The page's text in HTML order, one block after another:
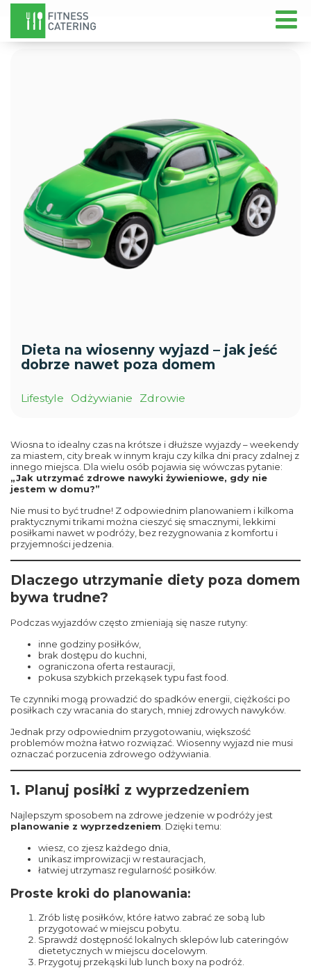
Dieta na wiosenny wyjazd – jak jeść
dobrze nawet poza domem
Lifestyle Odżywianie Zdrowie
Wiosna to idealny czas na krótsze i dłuższe wyjazdy – weekendy
za miastem, city break w innym kraju czy kilka dni pracy zdalnej z
innego miejsca. Dla wielu osób pojawia się wówczas pytanie:
„Jak utrzymać zdrowe nawyki żywieniowe, gdy nie
jestem w domu?”
Nie musi to być trudne! Z odpowiednim planowaniem i kilkoma
praktycznymi trikami można cieszyć się smacznymi, lekkimi
posiłkami nawet w podróży, bez rezygnowania z komfortu i
przyjemności jedzenia.
Dlaczego utrzymanie diety poza domem
bywa trudne?
Podczas wyjazdów często zmieniają się nasze rutyny:
inne godziny posiłków,
brak dostępu do kuchni,
ograniczona oferta restauracji,
pokusa szybkich przekąsek typu fast food.
Te czynniki mogą prowadzić do spadków energii, ciężkości po
posiłkach czy wracania do starych, mniej zdrowych nawyków.
Jednak przy odpowiednim przygotowaniu, większość
problemów można łatwo rozwiązać. Wiosenny wyjazd nie musi
oznaczać porzucenia zdrowego odżywiania.
1. Planuj posiłki z wyprzedzeniem
Najlepszym sposobem na zdrowe jedzenie w podróży jest
planowanie z wyprzedzeniem . Dzięki temu:
wiesz, co zjesz każdego dnia,
unikasz improwizacji w restauracjach,
łatwiej utrzymasz regularność posiłków.
Proste kroki do planowania:
Zrób listę posiłków, które łatwo zabrać ze sobą lub
przygotować w miejscu pobytu.
Sprawdź dostępność lokalnych sklepów lub cateringów
dietetycznych w miejscu docelowym.
Przygotuj przekąski lub lunch boxy na podróż.